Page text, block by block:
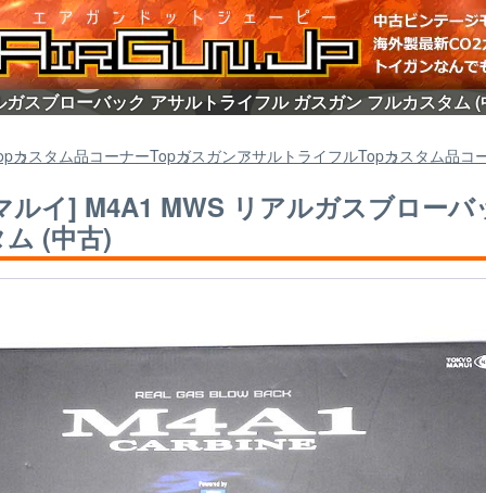
スブローバック アサルトライフル ガスガン フルカスタム
カスタム品コーナーTopガスガンアサルトライフルTopカスタム品コ
ルイ] M4A1 MWS リアルガスブロー
(中古)